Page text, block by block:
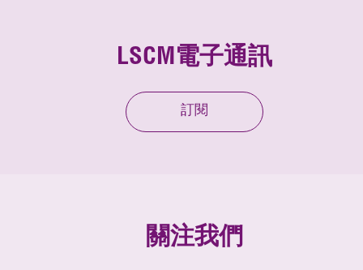
LSCM電子通訊
訂閱
關注我們